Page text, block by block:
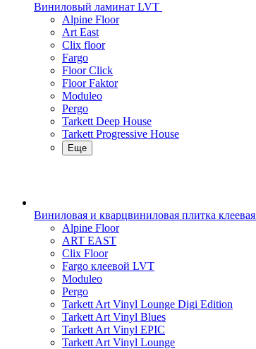
Виниловый ламинат LVT
Alpine Floor
Art East
Clix floor
Fargo
Floor Click
Floor Faktor
Moduleo
Pergo
Tarkett Deep House
Tarkett Progressive House
Еще
Виниловая и кварцвиниловая плитка клеевая
Alpine Floor
ART EAST
Clix Floor
Fargo клеевой LVT
Moduleo
Pergo
Tarkett Art Vinyl Lounge Digi Edition
Tarkett Art Vinyl Blues
Tarkett Art Vinyl EPIC
Tarkett Art Vinyl Lounge